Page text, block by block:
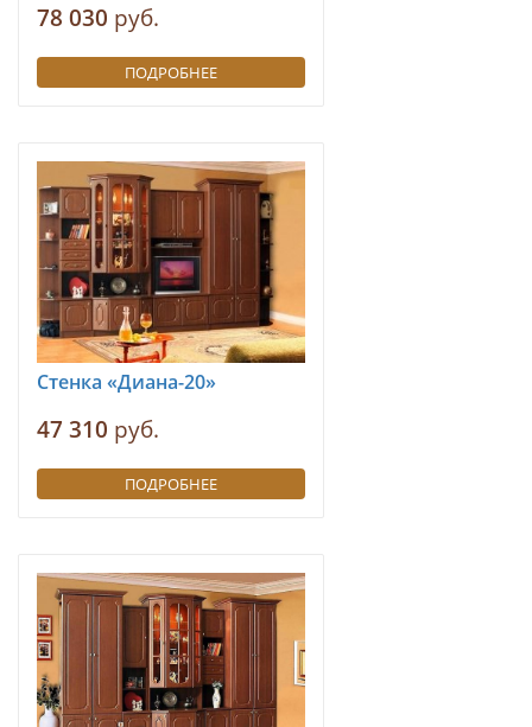
78 030 руб.
ПОДРОБНЕЕ
Стенка «Диана-20»
47 310 руб.
ПОДРОБНЕЕ